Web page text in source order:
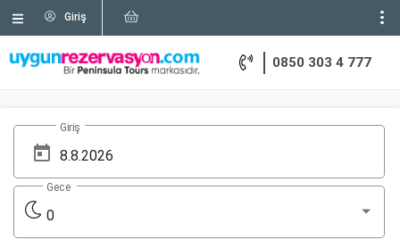
Giriş
0850 303 4 777
Giriş
0
Gece